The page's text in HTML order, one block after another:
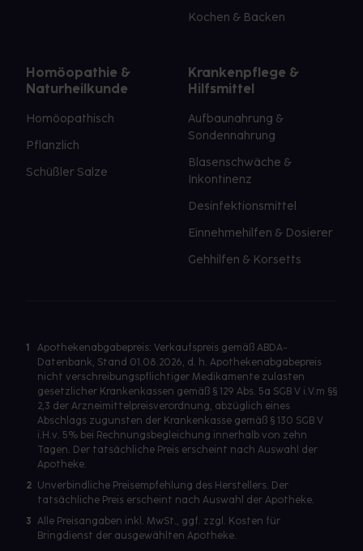
Kochen & Backen
Homöopathie &
Naturheilkunde
Homöopathisch
Pflanzlich
Schüßler Salze
Krankenpflege &
Hilfsmittel
Aufbaunahrung &
Sondennahrung
Blasenschwäche &
Inkontinenz
Desinfektionsmittel
Einnehmehilfen & Dosierer
Gehhilfen & Korsetts
1
Apothekenabgabepreis: Verkaufspreis gemäß ABDA-
Datenbank, Stand 01.08.2026, d. h. Apothekenabgabepreis
nicht verschreibungspflichtiger Medikamente zulasten
gesetzlicher Krankenkassen gemäß § 129 Abs. 5a SGB V i.V.m §§
2,3 der Arzneimittelpreisverordnung, abzüglich eines
Abschlags zugunsten der Krankenkasse gemäß § 130 SGB V
i.H.v. 5% bei Rechnungsbegleichung innerhalb von zehn
Tagen. Der tatsächliche Preis erscheint nach Auswahl der
Apotheke.
2 Unverbindliche Preisempfehlung des Herstellers. Der
tatsächliche Preis erscheint nach Auswahl der Apotheke.
3 Alle Preisangaben inkl. MwSt., ggf. zzgl. Kosten für
Bringdienst der ausgewählten Apotheke.